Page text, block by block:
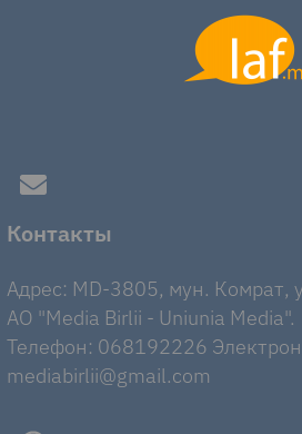
Контакты
Адрес: MD-3805, мун. Комрат,
AO "Media Birlii - Uniunia Media".
Телефон: 068192226
mediabirlii@gmail.com